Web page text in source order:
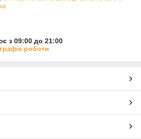
з 09:00 до 21:00
роботи